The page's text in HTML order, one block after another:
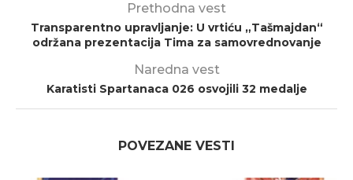
Prethodna vest
Transparentno upravljanje: U vrtiću „Tašmajdan“
održana prezentacija Tima za samovrednovanje
Naredna vest
Karatisti Spartanaca 026 osvojili 32 medalje
POVEZANE VESTI